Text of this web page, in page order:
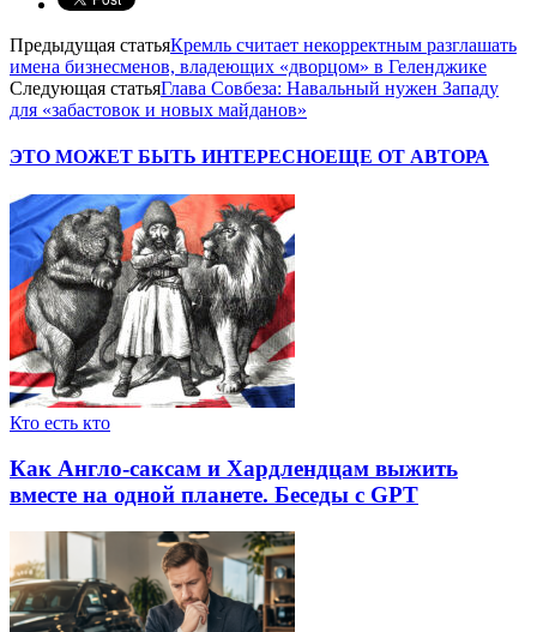
Предыдущая статьяКремль считает некорректным разглашать
имена бизнесменов, владеющих «дворцом» в Геленджике
Следующая статьяГлава Совбеза: Навальный нужен Западу
для «забастовок и новых майданов»
ЭТО МОЖЕТ БЫТЬ ИНТЕРЕСНОЕЩЕ ОТ АВТОРА
Кто есть кто
Как Англо-саксам и Хардлендцам выжить
вместе на одной планете. Беседы с GPT